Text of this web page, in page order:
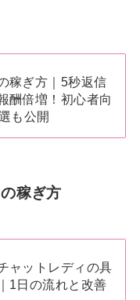
稼ぎ方｜5秒返信
酬倍増！初心者向
も公開
稼ぎ方
ャットレディの具
1日の流れと改善